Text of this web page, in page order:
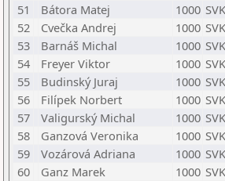
51
Bátora Matej 1000 SVK
52
Cvečka Andrej 1000 SVK
53
Barnáš Michal 1000 SVK
54
Freyer Viktor 1000 SVK
55
Budinský Juraj 1000 SVK
56
Filípek Norbert 1000 SVK
57
Valigurský Michal 1000 SVK
58
Ganzová Veronika 1000 SVK
59
Vozárová Adriana 1000 SVK
60
Ganz Marek 1000 SVK